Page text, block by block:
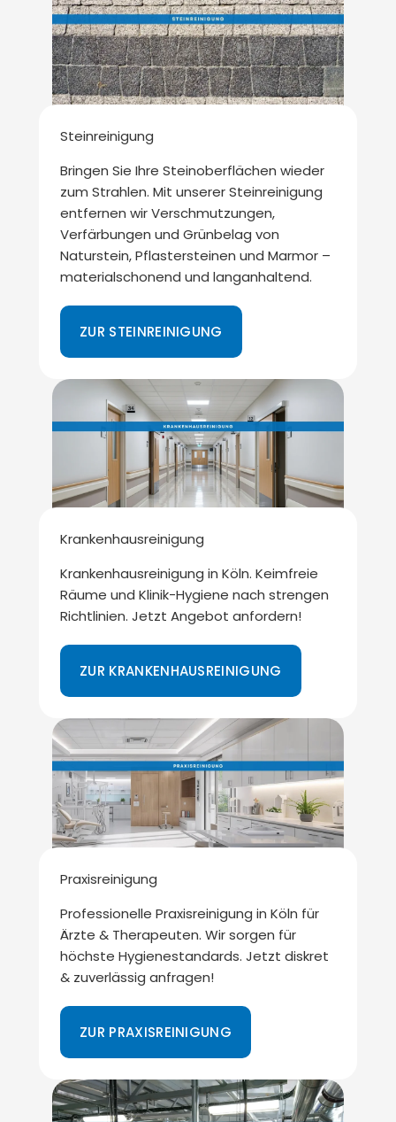
Steinreinigung
Bringen Sie Ihre Steinoberflächen wieder
zum Strahlen. Mit unserer Steinreinigung
entfernen wir Verschmutzungen,
Verfärbungen und Grünbelag von
Naturstein, Pflastersteinen und Marmor –
materialschonend und langanhaltend.
ZUR STEINREINIGUNG
Krankenhausreinigung
Krankenhausreinigung in Köln. Keimfreie
Räume und Klinik-Hygiene nach strengen
Richtlinien. Jetzt Angebot anfordern!
ZUR KRANKENHAUSREINIGUNG
Praxisreinigung
Professionelle Praxisreinigung in Köln für
Ärzte & Therapeuten. Wir sorgen für
höchste Hygienestandards. Jetzt diskret
& zuverlässig anfragen!
ZUR PRAXISREINIGUNG